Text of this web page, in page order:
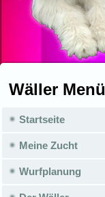
Wäller Menü
Startseite
Meine Zucht
Wurfplanung